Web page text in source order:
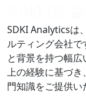
SDKI Analyticsは
ルティング会社
と背景を持つ幅
上の経験に基づ
門知識をご提供い